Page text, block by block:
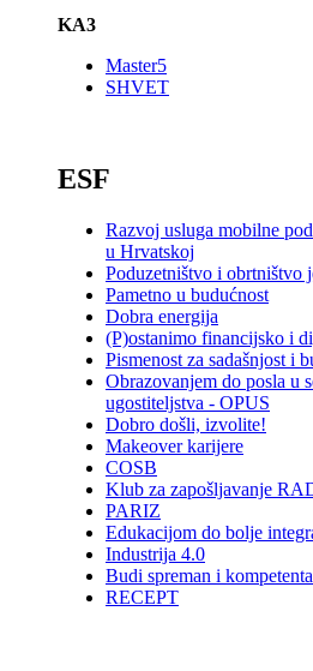
KA3
Master5
SHVET
ESF
Razvoj usluga mobilne
u Hrvatskoj
Poduzetništvo i obrtništvo
Pametno u budućnost
Dobra energija
(P)ostanimo financijsko i
Pismenost za sadašnjost i
Obrazovanjem do posla u
ugostiteljstva - OPUS
Dobro došli, izvolite!
Makeover karijere
COSB
Klub za zapošljavanje
PARIZ
Edukacijom do bolje
Industrija 4.0
Budi spreman i
RECEPT